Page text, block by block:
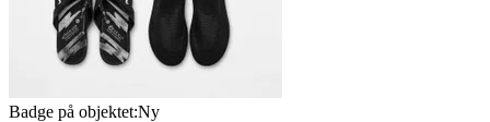
Badge på objektet:Ny